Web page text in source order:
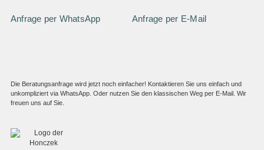
Anfrage per WhatsApp Anfrage per E-Mail
Die Beratungsanfrage wird jetzt noch einfacher! Kontaktieren Sie uns einfach und
unkompliziert via WhatsApp. Oder nutzen Sie den klassischen Weg per E-Mail. Wir
freuen uns auf Sie.